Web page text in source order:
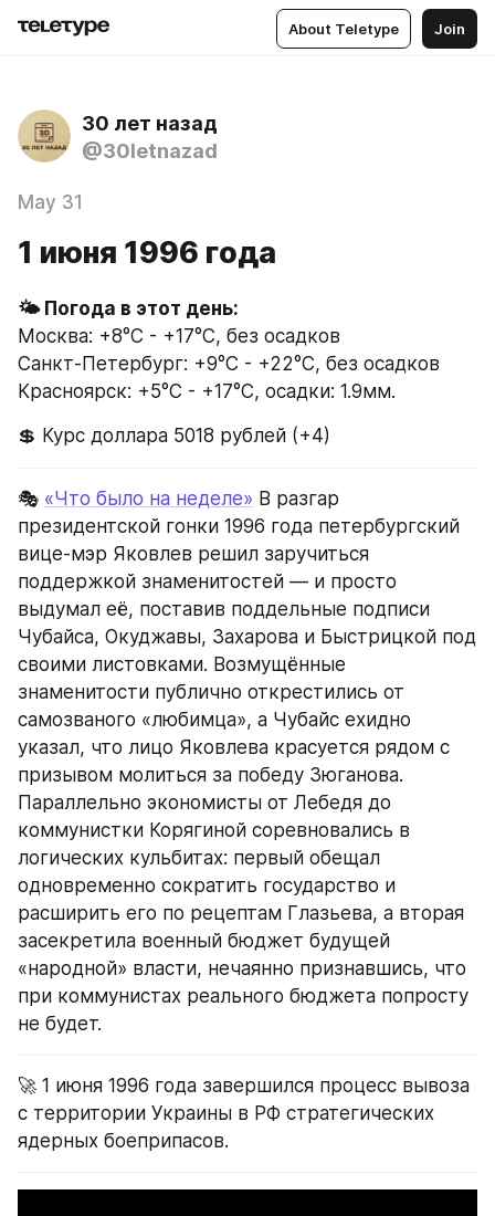
About Teletype Join
30 лет назад
@30letnazad
May 31
1 июня 1996 года
Москва: +8°C - +17°C, без осадков
Санкт-Петербург: +9°C - +22°C, без осадков
Красноярск: +5°C - +17°C, осадки: 1.9мм.
💲 Курс доллара 5018 рублей (+4)
🎭 «Что было на неделе» В разгар
президентской гонки 1996 года петербургский
вице-мэр Яковлев решил заручиться
поддержкой знаменитостей — и просто
выдумал её, поставив поддельные подписи
Чубайса, Окуджавы, Захарова и Быстрицкой под
своими листовками. Возмущённые
знаменитости публично открестились от
самозваного «любимца», а Чубайс ехидно
указал, что лицо Яковлева красуется рядом с
призывом молиться за победу Зюганова.
Параллельно экономисты от Лебедя до
коммунистки Корягиной соревновались в
логических кульбитах: первый обещал
одновременно сократить государство и
расширить его по рецептам Глазьева, а вторая
засекретила военный бюджет будущей
«народной» власти, нечаянно признавшись, что
при коммунистах реального бюджета попросту
не будет.
🚀 1 июня 1996 года завершился процесс вывоза
с территории Украины в РФ стратегических
ядерных боеприпасов.